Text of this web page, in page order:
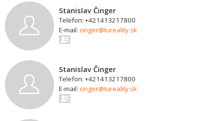
Stanislav Činger
Telefon: +421413217800
E-mail: cinger@tureality.sk
Stanislav Činger
Telefon: +421413217800
E-mail: cinger@tureality.sk